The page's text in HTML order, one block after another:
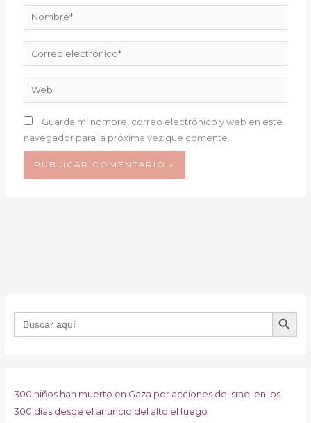
Nombre*
Correo
electrónico*
Web
Guarda mi nombre, correo electrónico y web en este
navegador para la próxima vez que comente.
Buscar: BOTÓN DE
300 niños han muerto en Gaza por acciones de Israel en los
300 días desde el anuncio del alto el fuego